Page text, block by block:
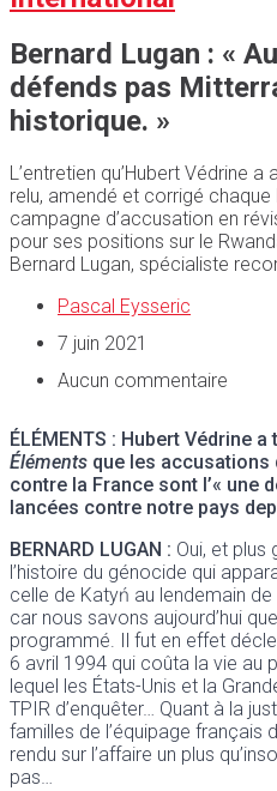
Bernard Lugan : «
défends pas
historique. »
L’entretien qu’Hubert Védrine
relu, amendé et corrigé chaque
campagne d’accusation en
pour ses positions sur le
Bernard Lugan, spécialiste
Pascal Eysseric
7 juin 2021
Aucun commentaire
ÉLÉMENTS : Hubert Védrine
Éléments que les
contre la France sont l’« une
lancées contre notre pays
BERNARD LUGAN : Oui, et plus
l’histoire du génocide qui
celle de Katyń au lendemain
car nous savons aujourd’hui
programmé. Il fut en effet
6 avril 1994 qui coûta la vie au
lequel les États-Unis et la
TPIR d’enquêter… Quant à la
familles de l’équipage français
rendu sur l’affaire un plus
pas…